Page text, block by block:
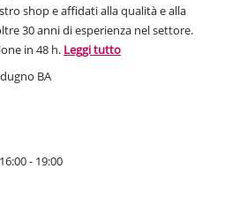
shop e affidati alla qualità e alla
30 anni di esperienza nel settore.
in 48 h. Leggi tutto
BA
- 19:00